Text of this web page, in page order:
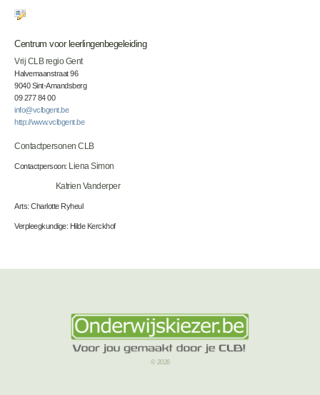
Centrum voor leerlingenbegeleiding
Vrij CLB regio Gent
Halvemaanstraat 96
9040 Sint-Amandsberg
09 277 84 00
info@vclbgent.be
http://www.vclbgent.be
Contactpersonen CLB
Contactpersoon: Liena Simon
Katrien Vanderper
Arts: Charlotte Ryheul
Verpleegkundige: Hilde Kerckhof
© 2026